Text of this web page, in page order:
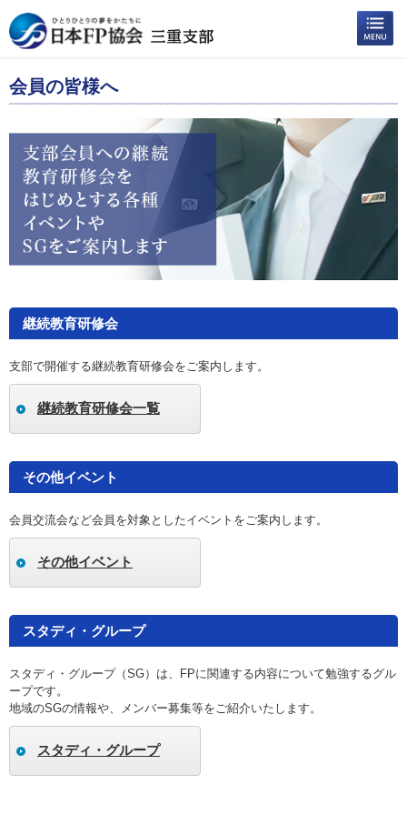
会員の皆様へ
継続教育研修会
支部で開催する継続教育研修会をご案内します。
継続教育研修会一覧
その他イベント
会員交流会など会員を対象としたイベントをご案内します。
その他イベント
スタディ・グループ
スタディ・グループ（SG）は、FPに関連する内容について勉強するグル
ープです。
地域のSGの情報や、メンバー募集等をご紹介いたします。
スタディ・グループ